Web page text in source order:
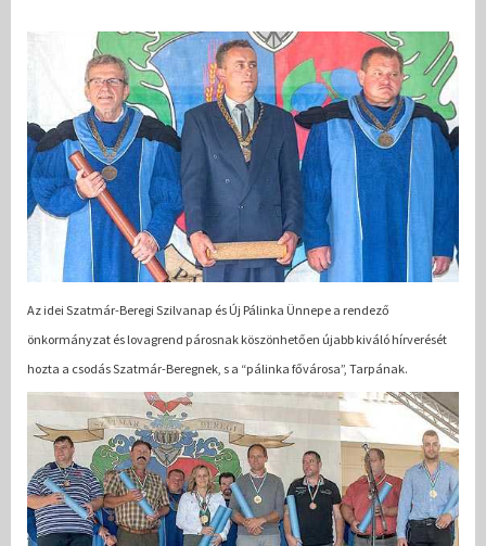
Az idei Szatmár-Beregi Szilvanap és Új Pálinka Ünnepe a rendező
önkormányzat és lovagrend párosnak köszönhetően újabb kiváló hírverését
hozta a csodás Szatmár-Beregnek, s a “pálinka fővárosa”, Tarpának.